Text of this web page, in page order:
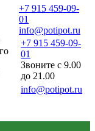
+7 915 459-09-
01
info@potipot.ru
+7 915 459-09-
01
Звоните с 9.00
до 21.00
info@potipot.ru